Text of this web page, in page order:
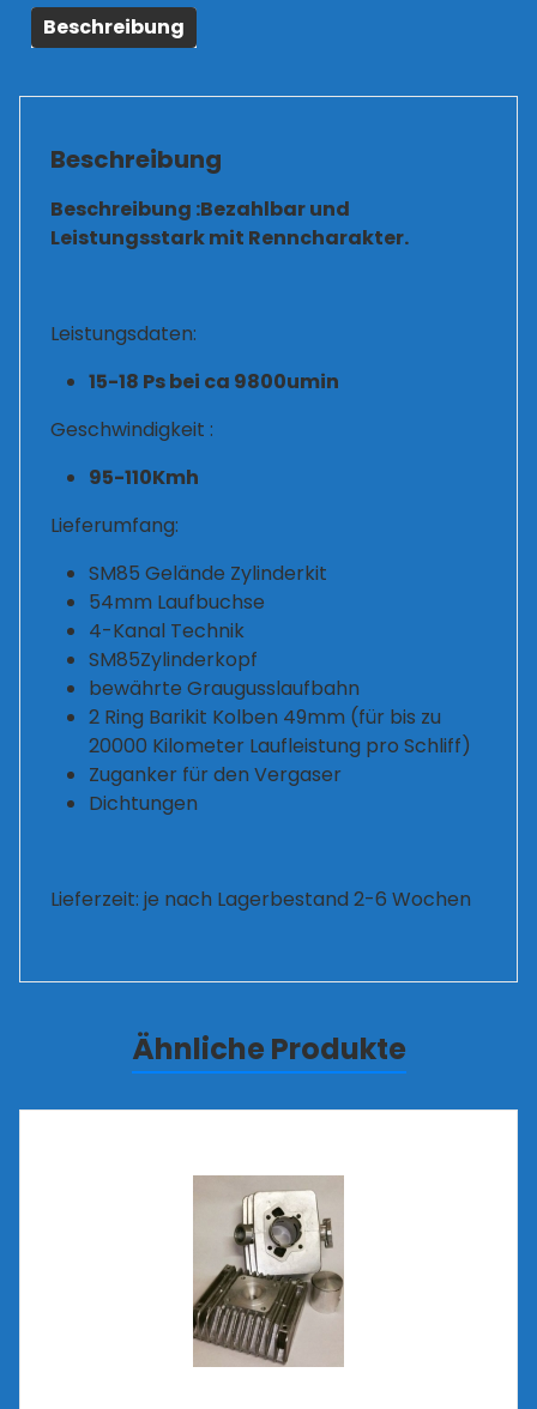
Beschreibung
Beschreibung
Beschreibung :Bezahlbar und
Leistungsstark mit Renncharakter.
Leistungsdaten:
15-18 Ps bei ca 9800umin
Geschwindigkeit :
95-110Kmh
Lieferumfang:
SM85 Gelände Zylinderkit
54mm Laufbuchse
4-Kanal Technik
SM85Zylinderkopf
bewährte Graugusslaufbahn
2 Ring Barikit Kolben 49mm (für bis zu
20000 Kilometer Laufleistung pro Schliff)
Zuganker für den Vergaser
Dichtungen
Lieferzeit: je nach Lagerbestand 2-6 Wochen
Ähnliche Produkte